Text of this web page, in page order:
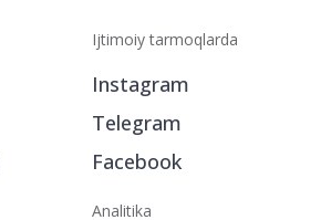
Ijtimoiy tarmoqlarda
Instagram
Telegram
Facebook
Analitika